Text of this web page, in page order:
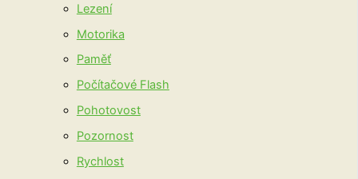
Lezení
Motorika
Paměť
Počítačové Flash
Pohotovost
Pozornost
Rychlost